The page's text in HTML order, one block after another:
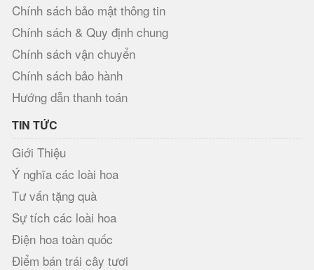
Chính sách bảo mật thông tin
Chính sách & Quy định chung
Chính sách vận chuyển
Chính sách bảo hành
Hướng dẫn thanh toán
TIN TỨC
Giới Thiệu
Ý nghĩa các loài hoa
Tư vấn tặng quà
Sự tích các loài hoa
Điện hoa toàn quốc
Điểm bán trái cây tươi